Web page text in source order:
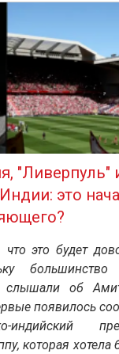
"Ливерпуль"
это
что это будет
слышали об
появилось
индийский
которая